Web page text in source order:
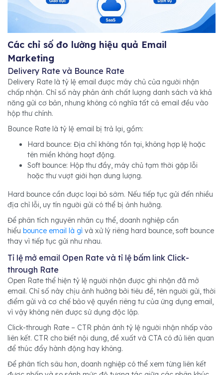
Các chỉ số đo lường hiệu quả Email
Marketing
Delivery Rate và Bounce Rate
Delivery Rate là tỷ lệ email được máy chủ của người nhận
chấp nhận. Chỉ số này phản ánh chất lượng danh sách và khả
năng gửi cơ bản, nhưng không có nghĩa tất cả email đều vào
hộp thư chính.
Bounce Rate là tỷ lệ email bị trả lại, gồm:
Hard bounce: Địa chỉ không tồn tại, không hợp lệ hoặc
tên miền không hoạt động.
Soft bounce: Hộp thư đầy, máy chủ tạm thời gặp lỗi
hoặc thư vượt giới hạn dung lượng.
Hard bounce cần được loại bỏ sớm. Nếu tiếp tục gửi đến nhiều
địa chỉ lỗi, uy tín người gửi có thể bị ảnh hưởng.
Để phân tích nguyên nhân cụ thể, doanh nghiệp cần
hiểu bounce email là gì và xử lý riêng hard bounce, soft bounce
thay vì tiếp tục gửi như nhau.
Tỉ lệ mở email Open Rate và tỉ lệ bấm link Click-
through Rate
Open Rate thể hiện tỷ lệ người nhận được ghi nhận đã mở
email. Chỉ số này chịu ảnh hưởng bởi tiêu đề, tên người gửi, thời
điểm gửi và cơ chế bảo vệ quyền riêng tư của ứng dụng email,
vì vậy không nên được sử dụng độc lập.
Click-through Rate – CTR phản ánh tỷ lệ người nhận nhấp vào
liên kết. CTR cho biết nội dung, đề xuất và CTA có đủ liên quan
để thúc đẩy hành động hay không.
Để phân tích sâu hơn, doanh nghiệp có thể xem từng liên kết